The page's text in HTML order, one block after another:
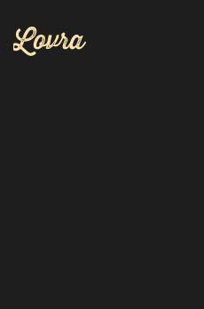
Lovra